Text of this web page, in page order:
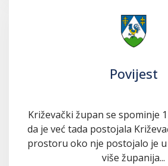
Povijest
Križevački župan se spominje
da je već tada postojala
prostoru oko nje postojalo je
više županija...